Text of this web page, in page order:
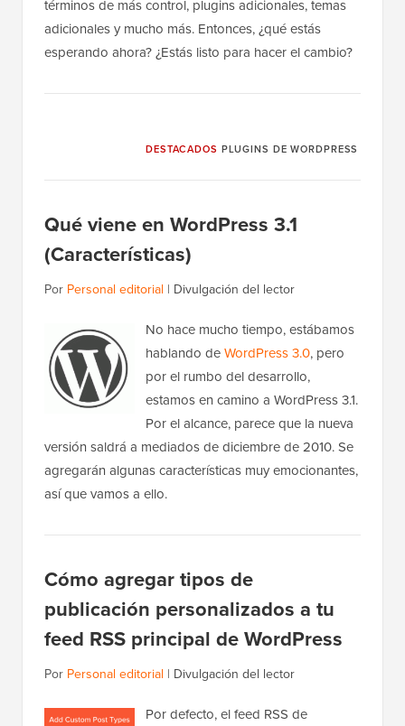
términos de más control, plugins adicionales, temas
adicionales y mucho más. Entonces, ¿qué estás
esperando ahora? ¿Estás listo para hacer el cambio?
DESTACADOS PLUGINS DE WORDPRESS
Qué viene en WordPress 3.1
(Características)
Por Personal editorial | Divulgación del lector
No hace mucho tiempo, estábamos
hablando deWordPress 3.0, pero
por el rumbo del desarrollo,
estamos en camino a WordPress 3.1.
Por el alcance, parece que la nueva
versión saldrá a mediados de diciembre de 2010. Se
agregarán algunas características muy emocionantes,
así que vamos a ello.
Cómo agregar tipos de
publicación personalizados a tu
feed RSS principal de WordPress
Por Personal editorial | Divulgación del lector
Por defecto, el feed RSS de